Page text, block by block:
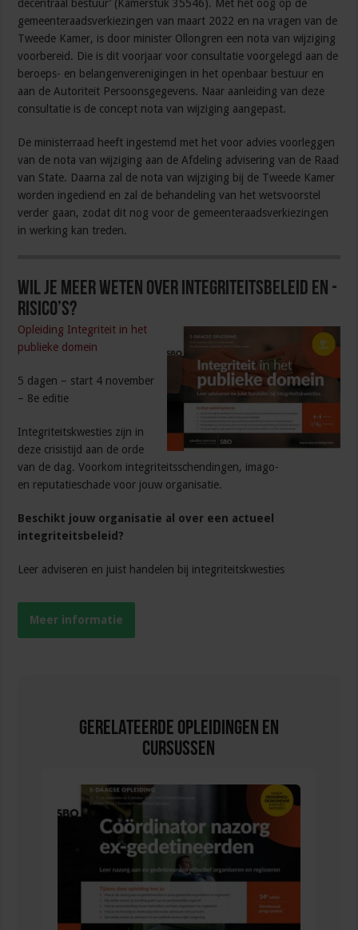
decentraal bestuur’ (Kamerstuk 35546). Met het oog op de
gemeenteraadsverkiezingen van maart 2022 en na vragen van de
Tweede Kamer, is door minister Ollongren een nota van wijziging
voorbereid. Die is dit voorjaar voor consultatie voorgelegd aan de
beroeps- en belangenverenigingen in het openbaar bestuur en
aan de Autoriteit Persoonsgegevens. Naar aanleiding van deze
consultatie is de concept nota van wijziging aangepast.
De ministerraad heeft ingestemd met het voor advies voorleggen
van de nota van wijziging aan de Afdeling advisering van de Raad
van State. Daarna zal de nota van wijziging bij de Tweede Kamer
worden ingediend en zal de behandeling van het wetsvoorstel
verder gaan, zodat dit nog voor de gemeenteraadsverkiezingen
in werking kan treden.
Wil je meer weten over integriteitsbeleid en -
risico’s?
Opleiding Integriteit in het
publieke domein
5 dagen – start 4 november
– 8e editie
Integriteitskwesties zijn in
deze crisistijd aan de orde
van de dag. Voorkom integriteitsschendingen, imago-
en reputatieschade voor jouw organisatie.
Beschikt jouw organisatie al over een actueel
integriteitsbeleid?
Leer adviseren en juist handelen bij integriteitskwesties
Meer informatie
Gerelateerde Opleidingen en
Cursussen